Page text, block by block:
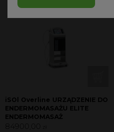
iSOl Overline URZĄDZENIE DO
ENDERMOMASAŻU ELITE
ENDERMOMASAŻ
84900,00